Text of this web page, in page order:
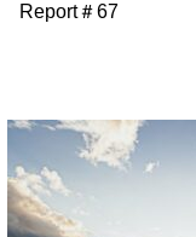
Report＃67